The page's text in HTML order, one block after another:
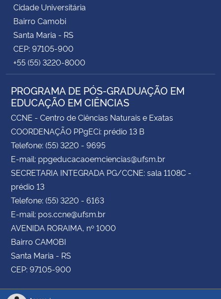
Cidade Universitária
Bairro Camobi
Santa Maria - RS
CEP: 97105-900
+55 (55) 3220-8000
PROGRAMA DE PÓS-GRADUAÇÃO EM
EDUCAÇÃO EM CIÊNCIAS
CCNE - Centro de Ciências Naturais e Exatas
COORDENAÇÃO PPgECi: prédio 13 B
Telefone: (55) 3220 - 9695
E-mail: ppgeducacaoemciencias@ufsm.br
SECRETARIA INTEGRADA PG/CCNE: sala 1108C -
prédio 13
Telefone: (55) 3220 - 6163
E-mail: pos.ccne@ufsm.br
AVENIDA RORAIMA, nº 1000
Bairro CAMOBI
Santa Maria - RS
CEP: 97105-900